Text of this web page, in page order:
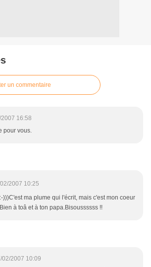
un commentaire
16:58
pour vous.
2007 10:25
)))C'est ma plume qui l'écrit, mais c'est mon coeur
à toâ et à ton papa.Bisoussssss !!
02/2007 10:09